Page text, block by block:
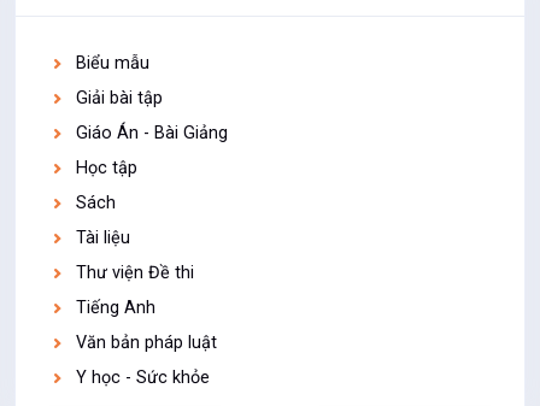
Biểu mẫu
Giải bài tập
Giáo Án - Bài Giảng
Học tập
Sách
Tài liệu
Thư viện Đề thi
Tiếng Anh
Văn bản pháp luật
Y học - Sức khỏe